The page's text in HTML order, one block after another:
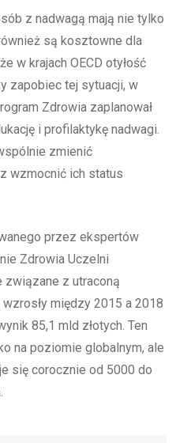
z nadwagą mają nie tylko
są kosztowne dla
w krajach OECD otyłość
zapobiec tej sytuacji, w
Zdrowia zaplanował
i profilaktykę nadwagi.
zmienić
wzmocnić ich status
przez ekspertów
Zdrowia Uczelni
z utraconą
między 2015 a 2018
85,1 mld złotych. Ten
na poziomie globalnym, ale
się corocznie od 5000 do